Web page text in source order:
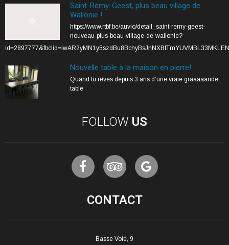
Saint-Remy-Geest, plus beau village de
Wallonie !
https://www.rtbf.be/auvio/detail_saint-remy-geest-
nouveau-plus-beau-village-de-wallonie?
Nouvelle table à la maison en pierre!
Quand tu rêves depuis 3 ans d’une vraie graaaaande
table
FOLLOW US
CONTACT
Basse Voie, 9